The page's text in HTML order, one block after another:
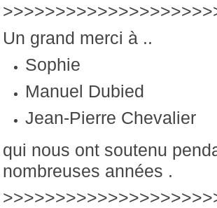
Un grand merci à ..
Sophie
Manuel Dubied
Jean-Pierre Chevalier
qui nous ont soutenu
nombreuses années .